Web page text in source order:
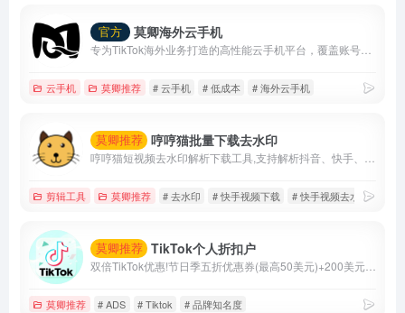
官方 莫卿海外云手机
云手机 莫卿推荐 # 云手机 # 低成本 # 海外云手机
莫卿推荐 哼哼猫批量下载去水印
剪辑工具 莫卿推荐 # 去水印 # 快手视频下载 # 快手视频去水印
莫卿推荐 TikTok个人折扣户
莫卿推荐 # ADS # Tiktok # 品牌知名度